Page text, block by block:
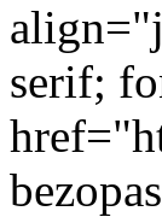
serif;